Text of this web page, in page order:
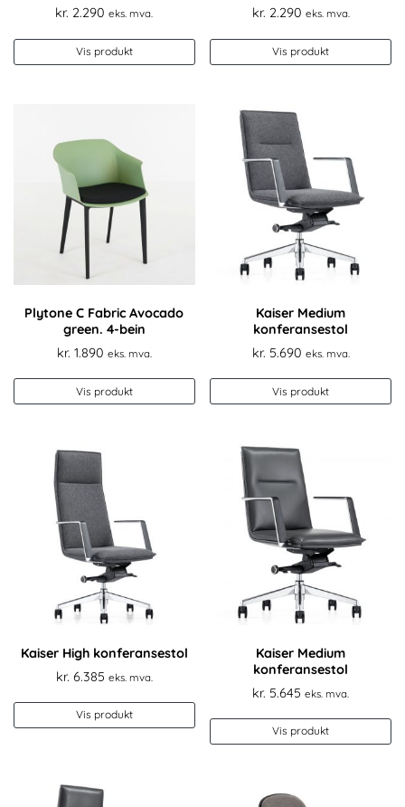
kr. 2.290 eks. mva.
Vis produkt
kr. 2.290 eks. mva.
Vis produkt
Plytone C Fabric Avocado
green. 4-bein
kr. 1.890 eks. mva.
Vis produkt
Kaiser Medium
konferansestol
kr. 5.690 eks. mva.
Vis produkt
Kaiser High konferansestol
kr. 6.385 eks. mva.
Vis produkt
Kaiser Medium
konferansestol
kr. 5.645 eks. mva.
Vis produkt